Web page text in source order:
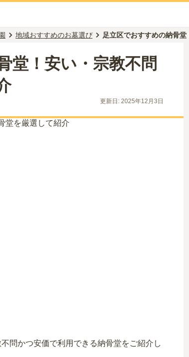
地域おすすめのお墓選び 足立区でおすすめの納骨
堂！安い・宗教不問
更新日: 2025年12月3日
問かつ安価で利用できる納骨堂をご紹介し